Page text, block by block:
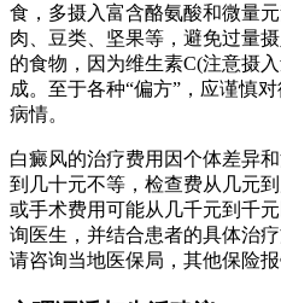
食，多摄入富含酪氨酸和微量
肉、豆类、坚果等，避免过量
的食物，因为维生素C(注意摄
成。至于各种“偏方”，应谨慎
病情。
白癜风的治疗费用因个体差异
到几十元不等，检查费从几元
或手术费用可能从几千元到千
询医生，并结合患者的具体治
请咨询当地医保局，其他保险报